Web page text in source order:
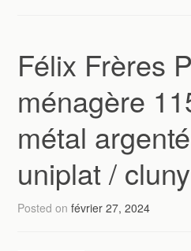
Félix Frères
ménagère
métal
uniplat / cluny
Posted onfévrier 27, 2024